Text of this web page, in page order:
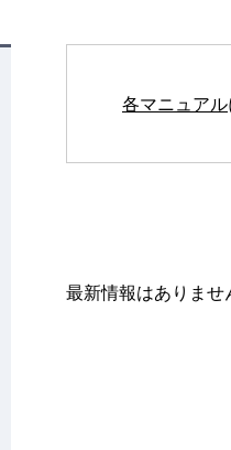
各マニュアル
最新情報はありませ